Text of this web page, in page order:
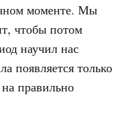
моменте. Мы
чтобы потом
научил нас
появляется только
на правильно